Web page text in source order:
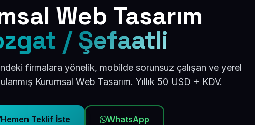
Web Tasarım
/ Şefaatli
firmalara yönelik, mobilde sorunsuz çalışan ve yerel
Kurumsal Web Tasarım. Yıllık 50 USD + KDV.
Hemen Teklif İste WhatsApp